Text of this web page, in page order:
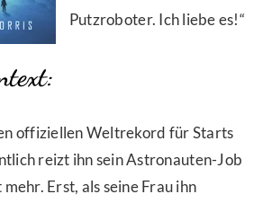
Putzroboter. Ich liebe es!“
offiziellen Weltrekord für Starts
reizt ihn sein Astronauten-Job
Erst, als seine Frau ihn